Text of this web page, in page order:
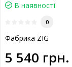
В наявності
0
Фабрика ZIG
5 540 грн.